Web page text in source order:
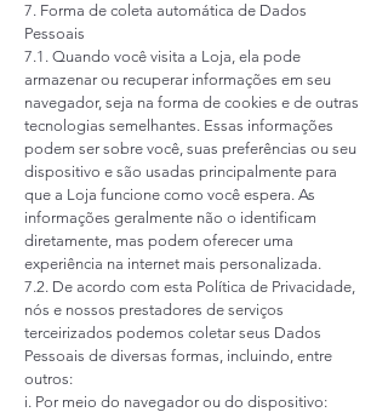
7. Forma de coleta automática de Dados
Pessoais
7.1. Quando você visita a Loja, ela pode
armazenar ou recuperar informações em seu
navegador, seja na forma de cookies e de outras
tecnologias semelhantes. Essas informações
podem ser sobre você, suas preferências ou seu
dispositivo e são usadas principalmente para
que a Loja funcione como você espera. As
informações geralmente não o identificam
diretamente, mas podem oferecer uma
experiência na internet mais personalizada.
7.2. De acordo com esta Política de Privacidade,
nós e nossos prestadores de serviços
terceirizados podemos coletar seus Dados
Pessoais de diversas formas, incluindo, entre
outros:
i. Por meio do navegador ou do dispositivo: